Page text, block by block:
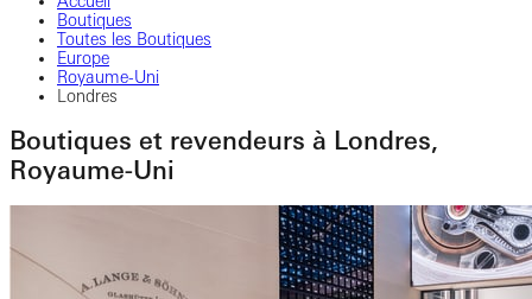
Boutiques
Toutes les Boutiques
Europe
Royaume-Uni
Londres
Boutiques et revendeurs à Londres,
Royaume-Uni